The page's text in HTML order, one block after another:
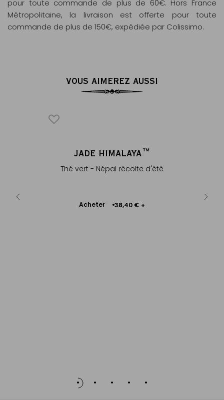
pour toute commande de plus de 60€. Hors France
Métropolitaine, la livraison est offerte pour toute
commande de plus de 150€, expédiée par Colissimo.
VOUS AIMEREZ AUSSI
JADE HIMALAYA™
Thé vert - Népal récolte d'été
Acheter 38,40 € +
Ajouter